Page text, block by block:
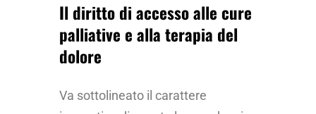
Il diritto di accesso alle cure
palliative e alla terapia del
dolore
Va sottolineato il carattere